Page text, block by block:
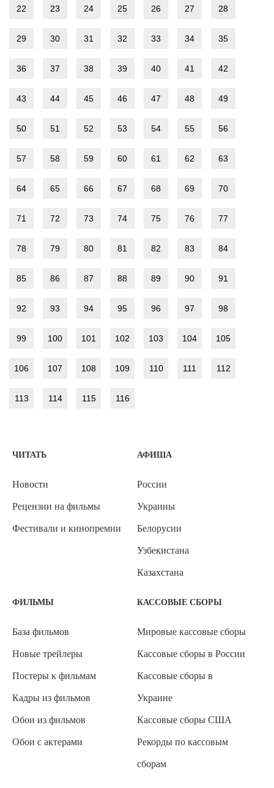
22 23 24 25 26 27 28
29 30 31 32 33 34 35
36 37 38 39 40 41 42
43 44 45 46 47 48 49
50 51 52 53 54 55 56
57 58 59 60 61 62 63
64 65 66 67 68 69 70
71 72 73 74 75 76 77
78 79 80 81 82 83 84
85 86 87 88 89 90 91
92 93 94 95 96 97 98
99 100 101 102 103 104 105
106 107 108 109 110 111 112
113 114 115 116
ЧИТАТЬ
Новости
Рецензии на фильмы
Фестивали и кинопремии
АФИША
России
Украины
Белорусии
Узбекистана
Казахстана
ФИЛЬМЫ
База фильмов
Новые трейлеры
Постеры к фильмам
Кадры из фильмов
Обои из фильмов
Обои с актерами
КАССОВЫЕ СБОРЫ
Мировые кассовые сборы
Кассовые сборы в России
Кассовые сборы в
Украине
Кассовые сборы США
Рекорды по кассовым
сборам